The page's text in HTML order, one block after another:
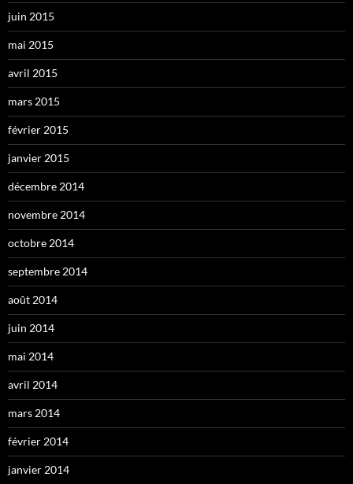
juin 2015
mai 2015
avril 2015
mars 2015
février 2015
janvier 2015
décembre 2014
novembre 2014
octobre 2014
septembre 2014
août 2014
juin 2014
mai 2014
avril 2014
mars 2014
février 2014
janvier 2014